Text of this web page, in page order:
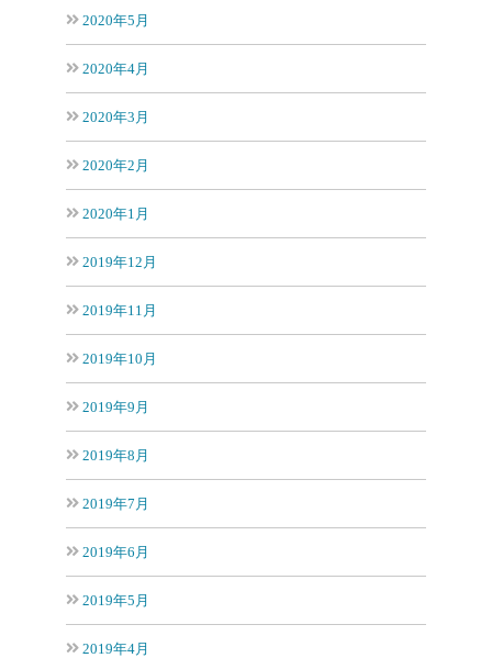
2020年5月
2020年4月
2020年3月
2020年2月
2020年1月
2019年12月
2019年11月
2019年10月
2019年9月
2019年8月
2019年7月
2019年6月
2019年5月
2019年4月